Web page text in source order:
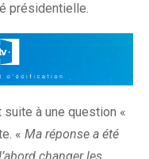
présidentielle.
à une question «
« Ma réponse a été